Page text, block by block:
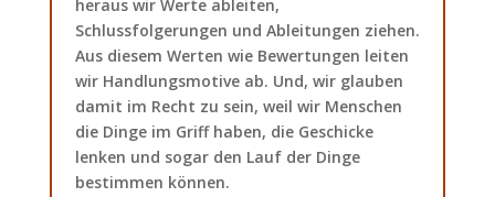
heraus wir Werte ableiten,
Schlussfolgerungen und Ableitungen ziehen.
Aus diesem Werten wie Bewertungen leiten
wir Handlungsmotive ab. Und, wir glauben
damit im Recht zu sein, weil wir Menschen
die Dinge im Griff haben, die Geschicke
lenken und sogar den Lauf der Dinge
bestimmen können.